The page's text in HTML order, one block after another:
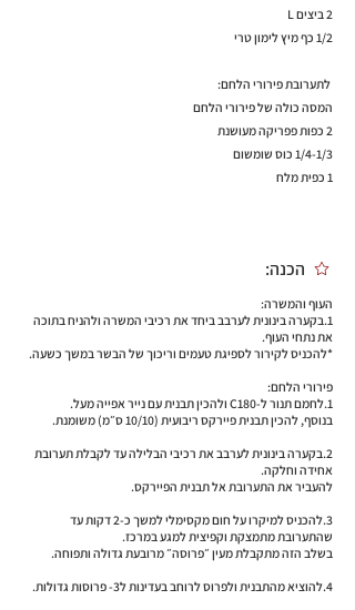
2 ביצים L
1/2 כף מיץ לימון טרי
לתערובת פירורי הלחם:
המסה כולה של פירורי הלחם
2 כפות פפריקה מעושנת
1/4-1/3 כוס שומשום
1 כפית מלח
הכנה:
העוף והמשרה:
1.בקערה בינונית לערבב ביחד את רכיבי המשרה ולהניח בתוכה
את נתחי העוף.
*להכניס לקירור לספיגת טעמים וריכוך של הבשר במשך כשעה.
פירורי הלחם:
1.לחמם תנור ל-C180 ולהכין תבנית עם נייר אפייה מעל.
בנוסף, להכין תבנית פיירקס ריבועית (10/10 ס״מ) משומנת.
2.בקערה בינונית לערבב את רכיבי הבלילה עד לקבלת תערובת
אחידה וחלקה.
להעביר את התערובת אל תבנית הפיירקס.
3.להכניס למיקרו על חום מקסימלי למשך כ-2 דקות עד
שהתערובת מתמצקת וקפיצית למגע במרכז.
בשלב הזה מתקבלת מעין ״פרוסה״ מרובעת גדולה ותפוחה.
4.להוציא מהתבנית ולפרוס לרוחב בעדינות ל3- פרוסות גדולות.